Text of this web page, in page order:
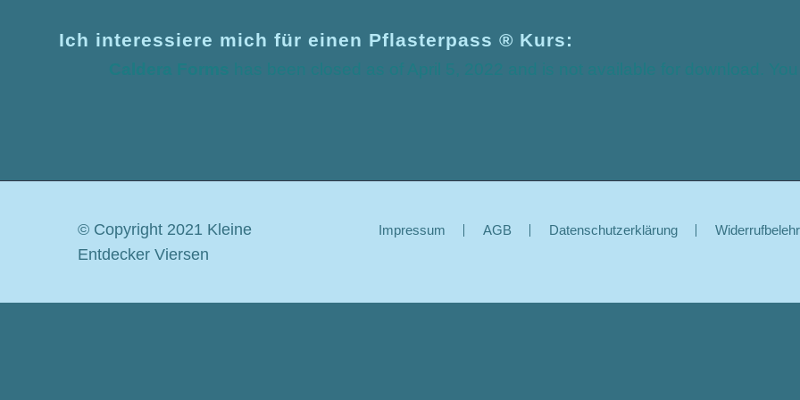
Ich interessiere mich für einen Pflasterpass ® Kurs:
Caldera Forms has been closed as of April 5, 2022 and is not available for download.
Impressum AGB Datenschutzerklärung
© Copyright 2021 Kleine
Entdecker Viersen